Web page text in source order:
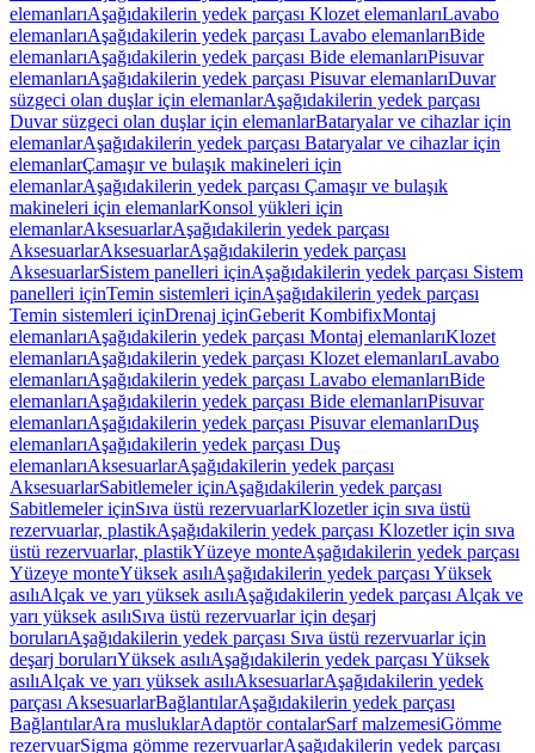
elemanlarıAşağıdakilerin yedek parçası Klozet elemanlarıLavabo
elemanlarıAşağıdakilerin yedek parçası Lavabo elemanlarıBide
elemanlarıAşağıdakilerin yedek parçası Bide elemanlarıPisuvar
elemanlarıAşağıdakilerin yedek parçası Pisuvar elemanlarıDuvar
süzgeci olan duşlar için elemanlarAşağıdakilerin yedek parçası
Duvar süzgeci olan duşlar için elemanlarBataryalar ve cihazlar için
elemanlarAşağıdakilerin yedek parçası Bataryalar ve cihazlar için
elemanlarÇamaşır ve bulaşık makineleri için
elemanlarAşağıdakilerin yedek parçası Çamaşır ve bulaşık
makineleri için elemanlarKonsol yükleri için
elemanlarAksesuarlarAşağıdakilerin yedek parçası
AksesuarlarAksesuarlarAşağıdakilerin yedek parçası
AksesuarlarSistem panelleri içinAşağıdakilerin yedek parçası Sistem
panelleri içinTemin sistemleri içinAşağıdakilerin yedek parçası
Temin sistemleri içinDrenaj içinGeberit KombifixMontaj
elemanlarıAşağıdakilerin yedek parçası Montaj elemanlarıKlozet
elemanlarıAşağıdakilerin yedek parçası Klozet elemanlarıLavabo
elemanlarıAşağıdakilerin yedek parçası Lavabo elemanlarıBide
elemanlarıAşağıdakilerin yedek parçası Bide elemanlarıPisuvar
elemanlarıAşağıdakilerin yedek parçası Pisuvar elemanlarıDuş
elemanlarıAşağıdakilerin yedek parçası Duş
elemanlarıAksesuarlarAşağıdakilerin yedek parçası
AksesuarlarSabitlemeler içinAşağıdakilerin yedek parçası
Sabitlemeler içinSıva üstü rezervuarlarKlozetler için sıva üstü
rezervuarlar, plastikAşağıdakilerin yedek parçası Klozetler için sıva
üstü rezervuarlar, plastikYüzeye monteAşağıdakilerin yedek parçası
Yüzeye monteYüksek asılıAşağıdakilerin yedek parçası Yüksek
asılıAlçak ve yarı yüksek asılıAşağıdakilerin yedek parçası Alçak ve
yarı yüksek asılıSıva üstü rezervuarlar için deşarj
borularıAşağıdakilerin yedek parçası Sıva üstü rezervuarlar için
deşarj borularıYüksek asılıAşağıdakilerin yedek parçası Yüksek
asılıAlçak ve yarı yüksek asılıAksesuarlarAşağıdakilerin yedek
parçası AksesuarlarBağlantılarAşağıdakilerin yedek parçası
BağlantılarAra musluklarAdaptör contalarSarf malzemesiGömme
rezervuarSigma gömme rezervuarlarAşağıdakilerin yedek parçası